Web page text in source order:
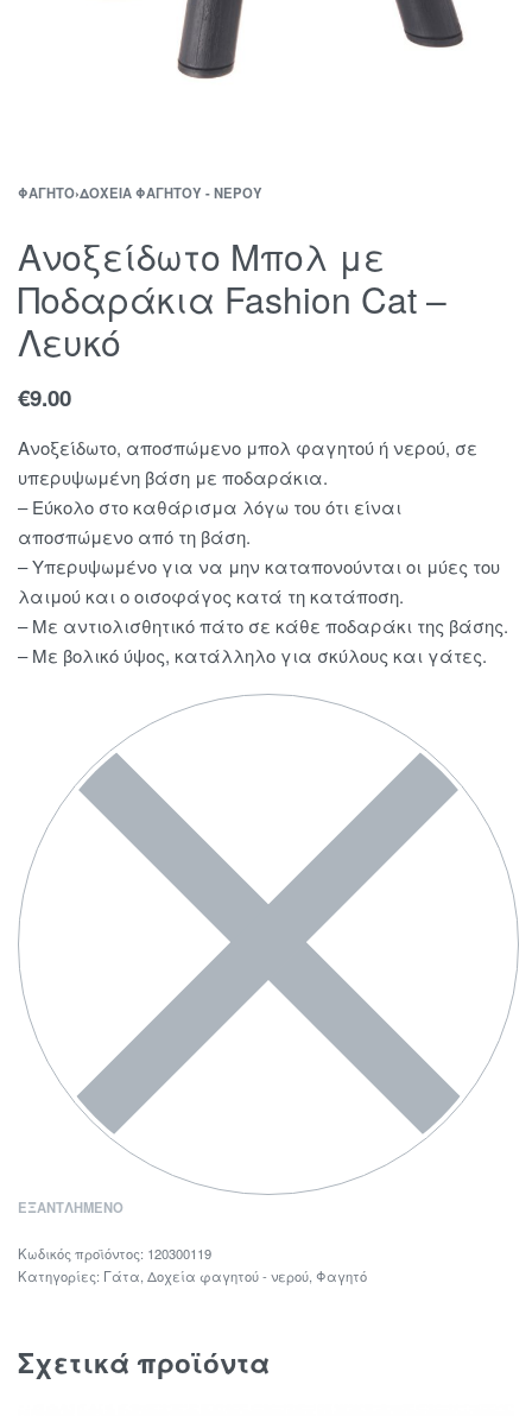
ΦΑΓΗΤΌ›ΔΟΧΕΊΑ ΦΑΓΗΤΟΎ - ΝΕΡΟΎ
Ανοξείδωτο Μπολ με
Ποδαράκια Fashion Cat –
Λευκό
€9.00
Ανοξείδωτο, αποσπώμενο μπολ φαγητού ή νερού, σε
υπερυψωμένη βάση με ποδαράκια.
– Εύκολο στο καθάρισμα λόγω του ότι είναι
αποσπώμενο από τη βάση.
– Υπερυψωμένο για να μην καταπονούνται οι μύες του
λαιμού και ο οισοφάγος κατά τη κατάποση.
– Με αντιολισθητικό πάτο σε κάθε ποδαράκι της βάσης.
– Με βολικό ύψος, κατάλληλο για σκύλους και γάτες.
ΕΞΑΝΤΛΗΜΈΝΟ
120300119
Κατηγορίες: Γάτα, Δοχεία φαγητού - νερού, Φαγητό
Σχετικά προϊόντα